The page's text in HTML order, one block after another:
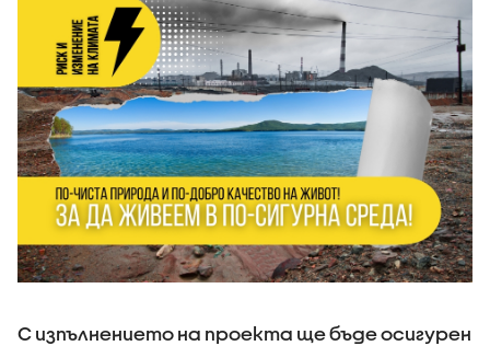
С изпълнението на проекта ще бъде осигурен